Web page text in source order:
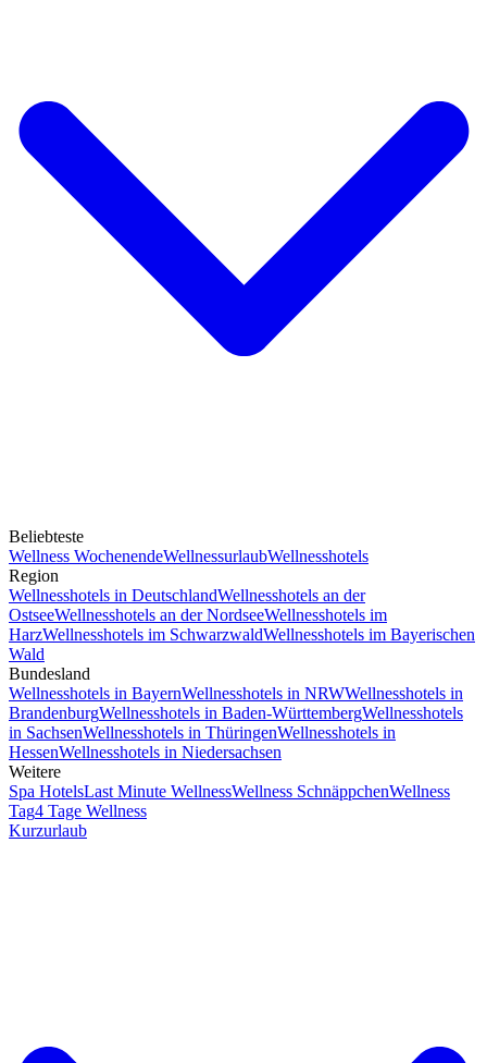
Beliebteste
Wellness WochenendeWellnessurlaubWellnesshotels
Region
Wellnesshotels in DeutschlandWellnesshotels an der
OstseeWellnesshotels an der NordseeWellnesshotels im
HarzWellnesshotels im SchwarzwaldWellnesshotels im Bayerischen
Wald
Bundesland
Wellnesshotels in BayernWellnesshotels in NRWWellnesshotels in
BrandenburgWellnesshotels in Baden-WürttembergWellnesshotels
in SachsenWellnesshotels in ThüringenWellnesshotels in
HessenWellnesshotels in Niedersachsen
Weitere
Spa HotelsLast Minute WellnessWellness SchnäppchenWellness
Tag4 Tage Wellness
Kurzurlaub